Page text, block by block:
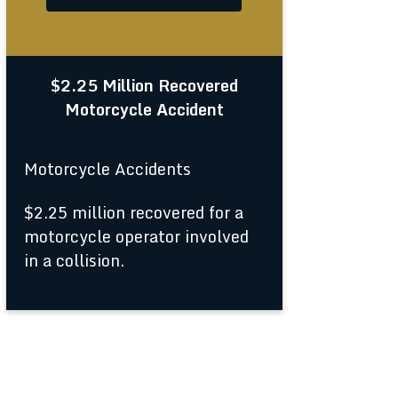
$2.25 Million Recovered
Motorcycle Accident
Motorcycle Accidents
$2.25 million recovered for a
motorcycle operator involved
in a collision.